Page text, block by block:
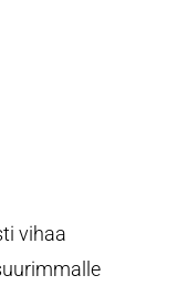
vihaa